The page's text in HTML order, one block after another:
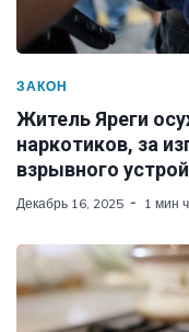
ЗАКОН
Житель Яреги
наркотиков, за
взрывного
Декабрь 16, 2025 1 мин